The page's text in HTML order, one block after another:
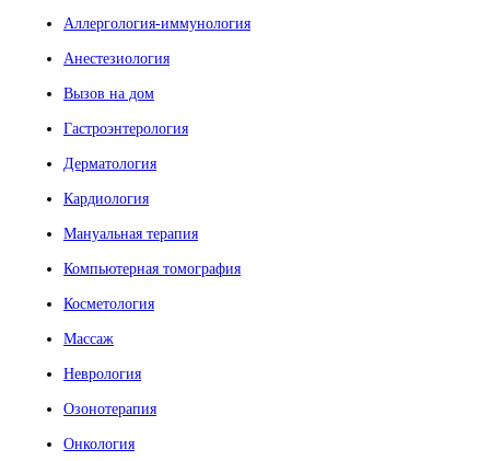
Аллергология-иммунология
Анестезиология
Вызов на дом
Гастроэнтерология
Дерматология
Кардиология
Мануальная терапия
Компьютерная томография
Косметология
Массаж
Неврология
Озонотерапия
Онкология